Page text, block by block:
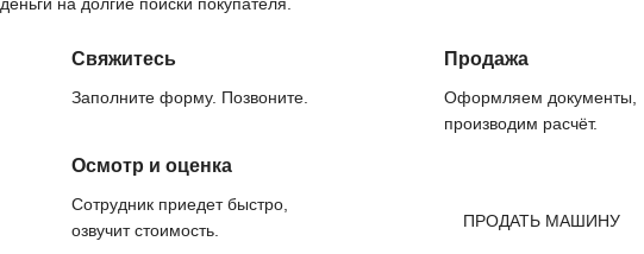
Свяжитесь
Заполните форму. Позвоните.
Осмотр и оценка
Сотрудник приедет быстро,
озвучит стоимость.
Продажа
Оформляем документы,
производим расчёт.
ПРОДАТЬ МАШИНУ